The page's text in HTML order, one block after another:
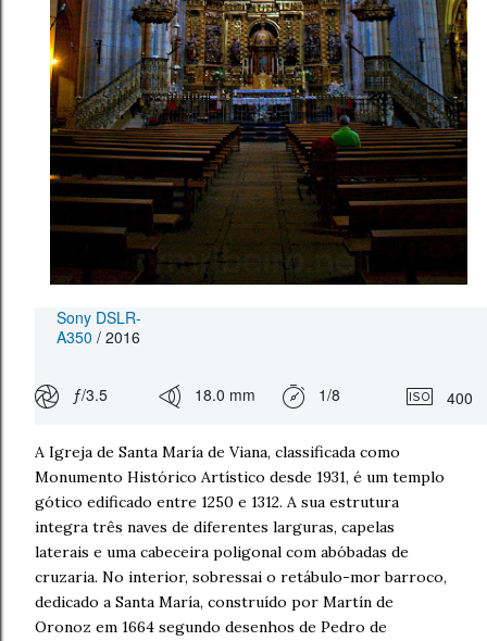
Sony DSLR-
A350 / 2016
ƒ/3.5 18.0 mm 1/8 400
A Igreja de Santa María de Viana, classificada como
Monumento Histórico Artístico desde 1931, é um templo
gótico edificado entre 1250 e 1312. A sua estrutura
integra três naves de diferentes larguras, capelas
laterais e uma cabeceira poligonal com abóbadas de
cruzaria. No interior, sobressai o retábulo-mor barroco,
dedicado a Santa María, construído por Martín de
Oronoz em 1664 segundo desenhos de Pedro de